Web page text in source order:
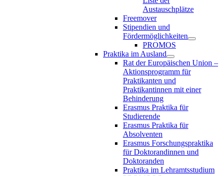
Austauschplätze
Freemover
Stipendien und
Fördermöglichkeiten
PROMOS
Praktika im Ausland
Rat der Europäischen Union –
Aktionsprogramm für
Praktikanten und
Praktikantinnen mit einer
Behinderung
Erasmus Praktika für
Studierende
Erasmus Praktika für
Absolventen
Erasmus Forschungspraktika
für Doktorandinnen und
Doktoranden
Praktika im Lehramtsstudium